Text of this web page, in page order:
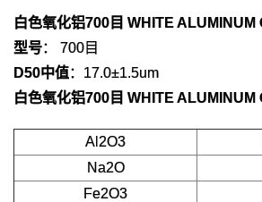
白色氧化铝700目 WHITE ALUMINUM
型号： 700目
D50中值：17.0±1.5um
白色氧化铝700目 WHITE ALUMINUM
Al2O3
Na2O
Fe2O3